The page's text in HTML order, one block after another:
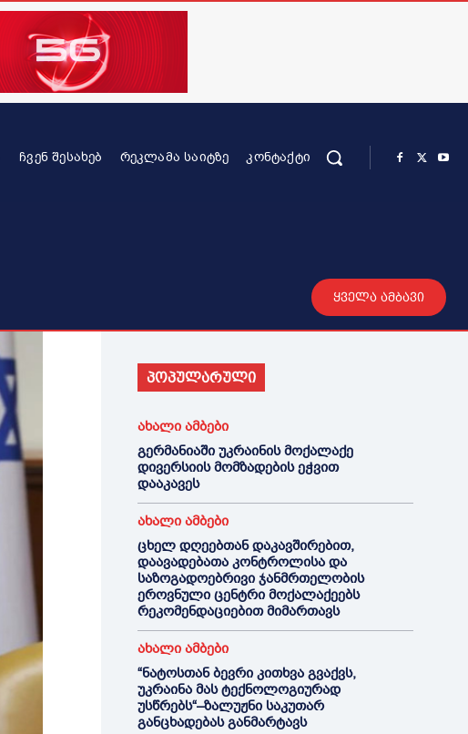
ᲩᲕᲔᲜ ᲨᲔᲡᲐᲮᲔᲑ ᲠᲔᲙᲚᲐᲛᲐ ᲡᲐᲘᲢᲖᲔ ᲙᲝᲜᲢᲐᲥᲢᲘ
ყველა ამბავი
პოპულარული
ახალი ამბები
გერმანიაში უკრაინის მოქალაქე
დივერსიის მომზადების ეჭვით
დააკავეს
ახალი ამბები
ცხელ დღეებთან დაკავშირებით,
დაავადებათა კონტროლისა და
საზოგადოებრივი ჯანმრთელობის
ეროვნული ცენტრი მოქალაქეებს
რეკომენდაციებით მიმართავს
ახალი ამბები
“ნატოსთან ბევრი კითხვა გვაქვს,
უკრაინა მას ტექნოლოგიურად
უსწრებს“–ზალუჟნი საკუთარ
განცხადებას განმარტავს